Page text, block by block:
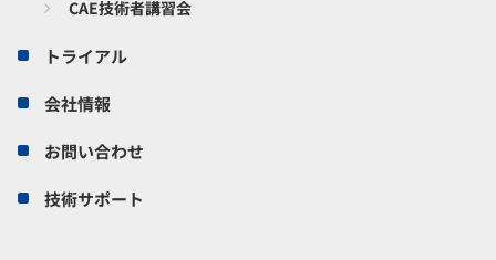
CAE技術者講習会
トライアル
会社情報
お問い合わせ
技術サポート